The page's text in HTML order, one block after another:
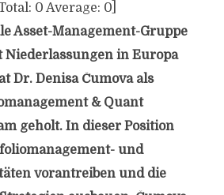
0 Average: 0]
Asset-Management-Gruppe
Niederlassungen in Europa
Dr. Denisa Čumova als
& Quant
geholt. In dieser Position
und
vorantreiben und die